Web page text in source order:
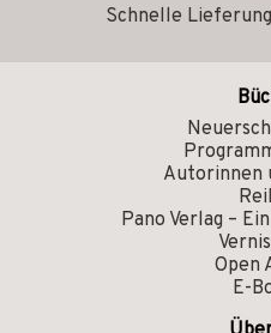
Schnelle
Autorinnen
Pano Verlag –
Open
E-